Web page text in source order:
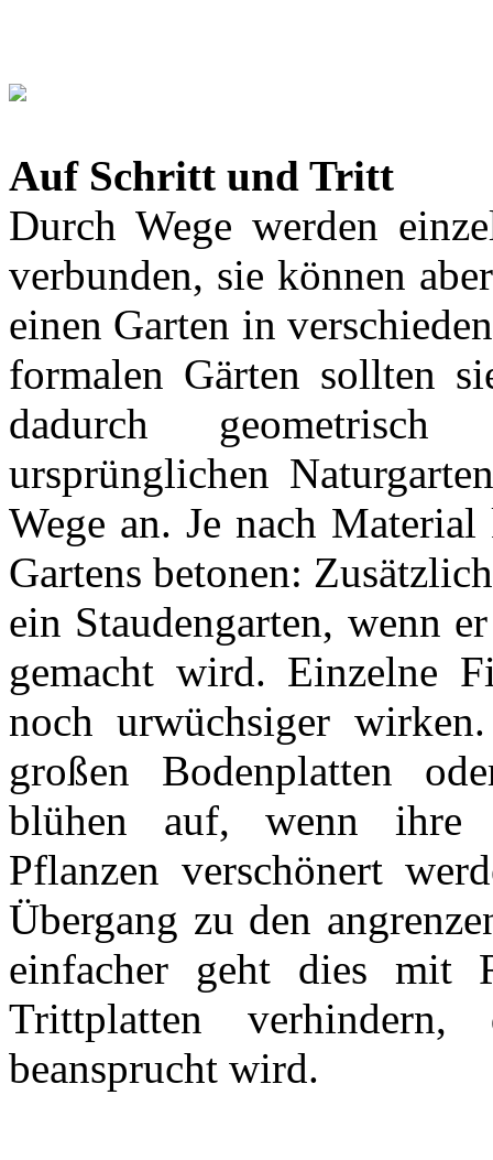
Auf Schritt und Tritt
Durch Wege werden
verbunden, sie können
einen Garten in
formalen Gärten sollten
dadurch geometrisch
ursprünglichen
Wege an. Je nach
Gartens betonen:
ein Staudengarten, wenn
gemacht wird. Einzelne
noch urwüchsiger
großen Bodenplatten
blühen auf, wenn ihre
Pflanzen verschönert
Übergang zu den
einfacher geht dies mit
Trittplatten
beansprucht wird.